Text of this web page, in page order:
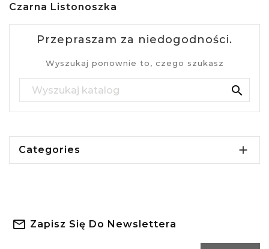
Czarna Listonoszka
Przepraszam za niedogodności.
Wyszukaj ponownie to, czego szukasz

Categories 
Zapisz Się Do Newslettera